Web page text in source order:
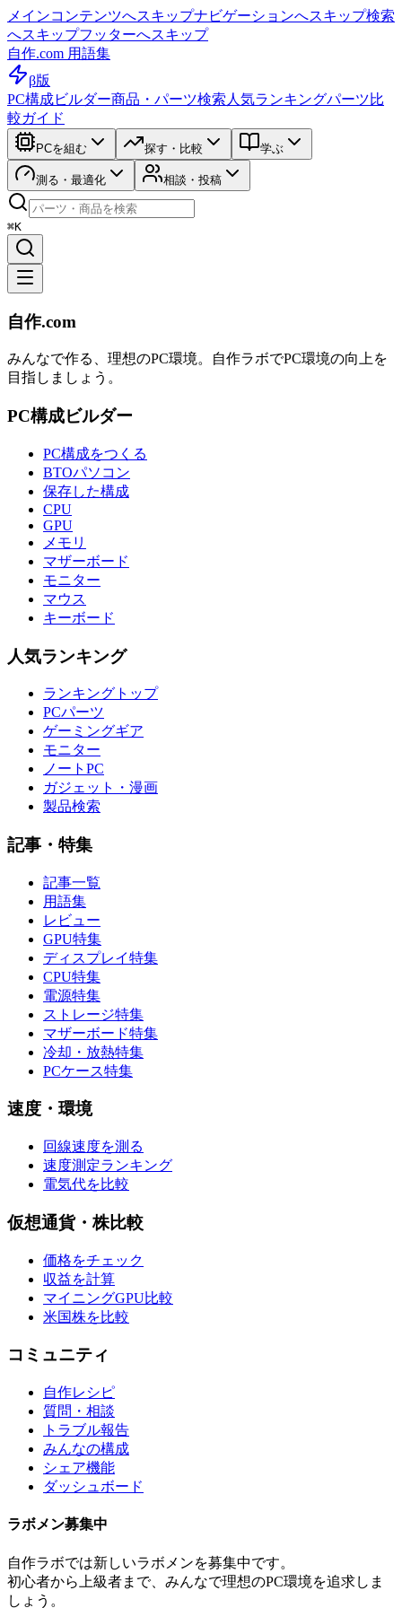
メインコンテンツへスキップナビゲーションへスキップ検索
へスキップフッターへスキップ
自作.com 用語集
β版
PC構成ビルダー商品・パーツ検索 人気ランキングパーツ比
較ガイド
PCを組む 探す・比較 学ぶ
測る・最適化 相談・投稿
⌘K
自作.com
みんなで作る、理想のPC環境。 自作ラボでPC環境の向上を
目指しましょう。
PC構成ビルダー
PC構成をつくる
BTOパソコン
保存した構成
CPU
GPU
メモリ
マザーボード
モニター
マウス
キーボード
人気ランキング
ランキングトップ
PCパーツ
ゲーミングギア
モニター
ノートPC
ガジェット・漫画
製品検索
記事・特集
記事一覧
用語集
レビュー
GPU特集
ディスプレイ特集
CPU特集
電源特集
ストレージ特集
マザーボード特集
冷却・放熱特集
PCケース特集
速度・環境
回線速度を測る
速度測定ランキング
電気代を比較
仮想通貨・株比較
価格をチェック
収益を計算
マイニングGPU比較
米国株を比較
コミュニティ
自作レシピ
質問・相談
トラブル報告
みんなの構成
シェア機能
ダッシュボード
ラボメン募集中
自作ラボでは新しいラボメンを募集中です。
初心者から上級者まで、みんなで理想のPC環境を追求しま
しょう。